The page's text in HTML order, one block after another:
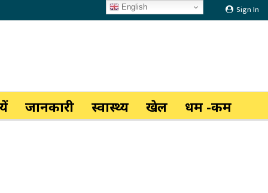
Sign In
जानकारी स्वास्थ्य खेल धर्म -कर्म
English